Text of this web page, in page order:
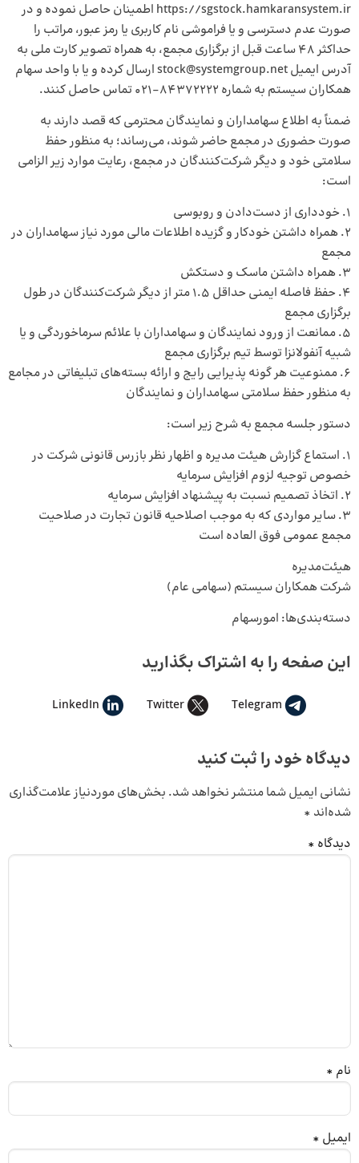
https://sgstock.hamkaransystem.ir اطمینان حاصل نموده و در
صورت عدم دسترسی و یا فراموشی نام کاربری یا رمز عبور، مراتب را
حداکثر 48 ساعت قبل از برگزاری مجمع، به همراه تصویر کارت ملی به
آدرس ایمیل stock@systemgroup.net ارسال کرده و یا با واحد سهام
همکاران سیستم به شماره 84372222-021 تماس حاصل کنند.
ضمناً به اطلاع سهامداران و نمایندگان محترمی که قصد دارند به
صورت حضوری در مجمع حاضر شوند، می‌رساند؛ به منظور حفظ
سلامتی خود و دیگر شرکت‌کنندگان در مجمع، رعایت موارد زیر الزامی
است:
1. خودداری از دست‌دادن و روبوسی
2. همراه داشتن خودکار و گزیده اطلاعات مالی مورد نیاز سهامداران در
مجمع
3. همراه داشتن ماسک و دستکش
4. حفظ فاصله ایمنی حداقل 1.5 متر از دیگر شرکت‌کنندگان در طول
برگزاری مجمع
5. ممانعت از ورود نمایندگان و سهامداران با علائم سرماخوردگی و یا
شبیه آنفولانزا توسط تیم برگزاری مجمع
6. ممنوعیت هر گونه پذیرایی رایج و ارائه بسته‌های تبلیغاتی در مجامع
به منظور حفظ سلامتی سهامداران و نمایندگان
دستور جلسه مجمع به شرح زیر است:
1. استماع گزارش هیئت مدیره و اظهار نظر بازرس قانونی شرکت در
خصوص توجیه لزوم افزایش سرمایه
2. اتخاذ تصمیم نسبت به پیشنهاد افزایش سرمایه
3. سایر مواردی که به موجب اصلاحیه قانون تجارت در صلاحیت
مجمع عمومی فوق العاده است
هیئت‌مدیره
شرکت همکاران سیستم (سهامی عام)
دسته‌بندی‌ها: امورسهام
این صفحه را به اشتراک بگذارید
Telegram
Twitter
LinkedIn
دیدگاه خود را ثبت کنید
نشانی ایمیل شما منتشر نخواهد شد. بخش‌های موردنیاز علامت‌گذاری
شده‌اند *
دیدگاه *
نام *
ایمیل *